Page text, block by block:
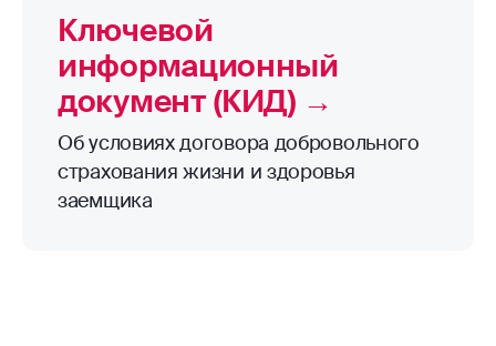
Ключевой
информационный
документ (КИД) →
Об условиях договора добровольного
страхования жизни и здоровья
заемщика